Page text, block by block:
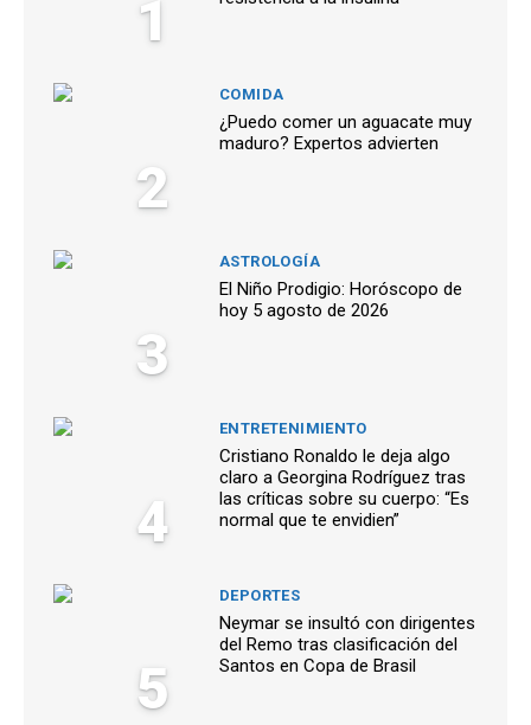
1
2
COMIDA
¿Puedo comer un aguacate muy
maduro? Expertos advierten
3
ASTROLOGÍA
El Niño Prodigio: Horóscopo de
hoy 5 agosto de 2026
4
ENTRETENIMIENTO
Cristiano Ronaldo le deja algo
claro a Georgina Rodríguez tras
las críticas sobre su cuerpo: “Es
normal que te envidien”
5
DEPORTES
Neymar se insultó con dirigentes
del Remo tras clasificación del
Santos en Copa de Brasil